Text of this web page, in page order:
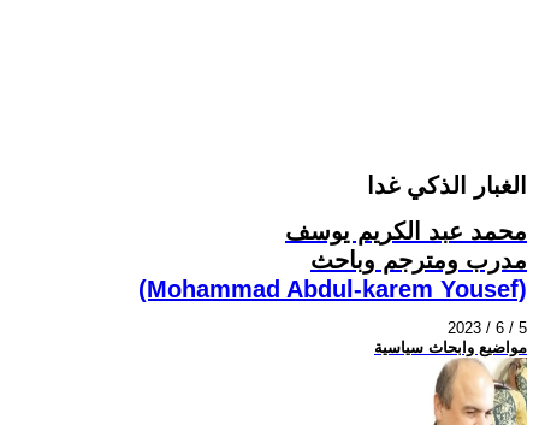
الغبار الذكي غدا
محمد عبد الكريم يوسف
مدرب ومترجم وباحث
(Mohammad Abdul-karem Yousef)
2023 / 6 / 5
مواضيع وابحاث سياسية